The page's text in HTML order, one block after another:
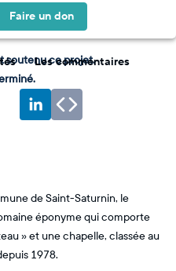
Faire un don
Les commentaires
soutenu ce projet.
de Saint-Saturnin, le
éponyme qui comporte
» et une chapelle, classée au
1978.